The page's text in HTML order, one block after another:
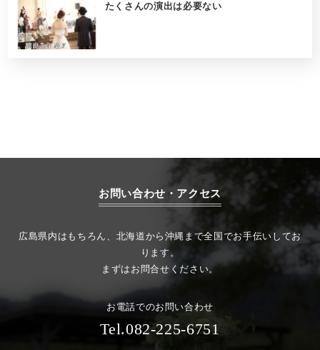
たくさんの演出は必要ない
お問い合わせ・アクセス
広島県内はもちろん、北海道から沖縄まで全国でお手伝いしてお
ります。
まずはお問合せください。
お電話でのお問い合わせ
Tel.082-225-6751